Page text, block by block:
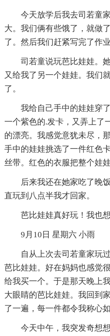
今天放学后我去司若童
大。我们俩有些饿了，就做
了。然后我们赶紧写完了作
司若童说玩芭比娃娃。
又给我了另一个娃娃。我们
了。
我给自己手中的娃娃穿
一个紫色的.发卡，又弄上了
的漂亮。我感觉意犹未尽，
手中的娃娃挑选了一件红色
丝带。红色的衣服把整个娃
后来我还在她家吃了晚
直玩到八点半我才回家。
芭比娃娃真好玩！我也
9月10日 星期六 小雨
自从上次去司若童家玩
芭比娃娃。好在妈妈也感觉
给我买一个。于是那天晚上
大眼睛的芭比娃娃。我回到
了一遍，每一件都令我称心如
今天中午，我突发奇想